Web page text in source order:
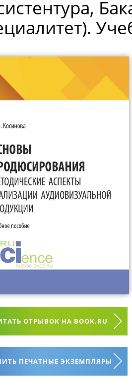
ОТРЫВОК НА BOOK.RU
ПЕЧАТНЫЕ ЭКЗЕМПЛЯРЫ